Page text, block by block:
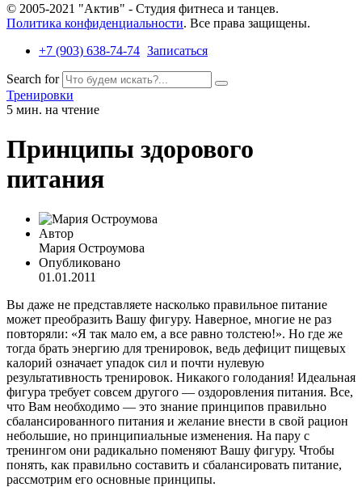
© 2005-2021 "Актив" - Студия фитнеса и танцев.
Политика конфиденциальности. Все права защищены.
+7 (903) 638-74-74 Записаться
Search for
Тренировки
5 мин. на чтение
Принципы здорового
питания
Автор
Мария Остроумова
Опубликовано
01.01.2011
Вы даже не представляете насколько правильное питание
может преобразить Вашу фигуру. Наверное, многие не раз
повторяли: «Я так мало ем, а все равно толстею!». Но где же
тогда брать энергию для тренировок, ведь дефицит пищевых
калорий означает упадок сил и почти нулевую
результативность тренировок. Никакого голодания! Идеальная
фигура требует совсем другого — оздоровления питания. Все,
что Вам необходимо — это знание принципов правильно
сбалансированного питания и желание внести в свой рацион
небольшие, но принципиальные изменения. На пару с
тренингом они радикально поменяют Вашу фигуру. Чтобы
понять, как правильно составить и сбалансировать питание,
рассмотрим его основные принципы.